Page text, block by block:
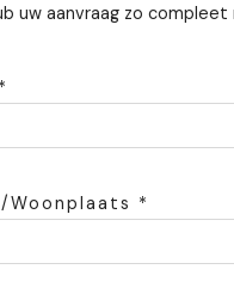
uw aanvraag zo compleet
Woonplaats *